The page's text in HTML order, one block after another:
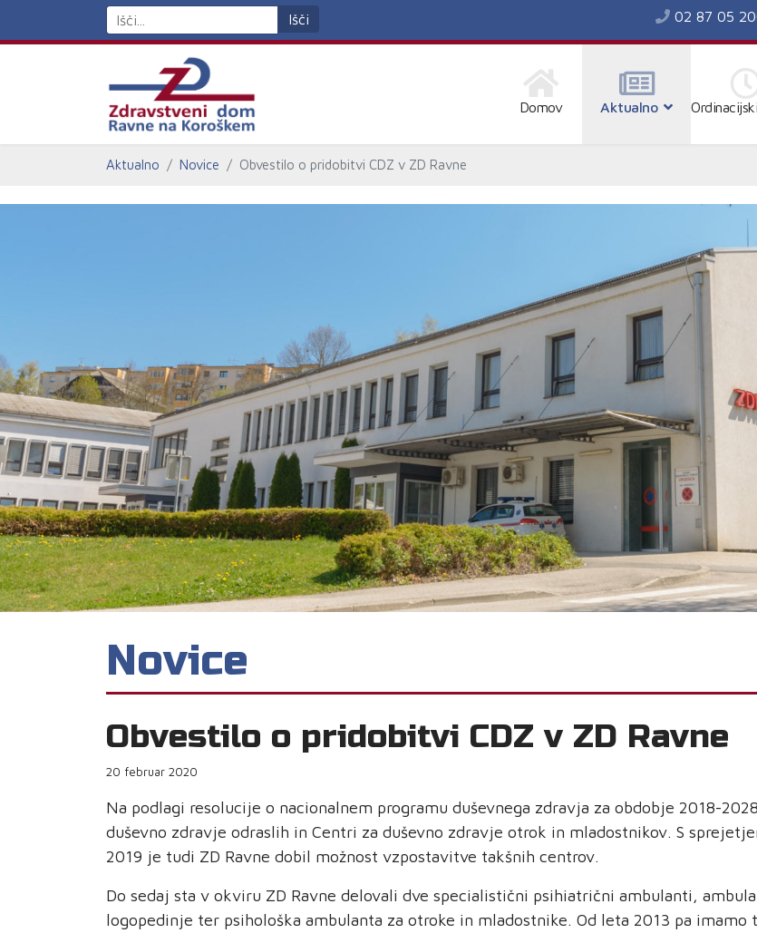
Išči 02 87 05
Domov Aktualno
Aktualno Novice Obvestilo o pridobitvi CDZ v ZD Ravne
Novice
Obvestilo o pridobitvi CDZ v ZD Ravne
20 februar 2020
Na podlagi resolucije o nacionalnem programu duševnega zdravja za obdobje 2018-
duševno zdravje odraslih in Centri za duševno zdravje otrok in mladostnikov. S
2019 je tudi ZD Ravne dobil možnost vzpostavitve takšnih centrov.
Do sedaj sta v okviru ZD Ravne delovali dve specialistični psihiatrični ambulanti,
logopedinje ter psihološka ambulanta za otroke in mladostnike. Od leta 2013 pa